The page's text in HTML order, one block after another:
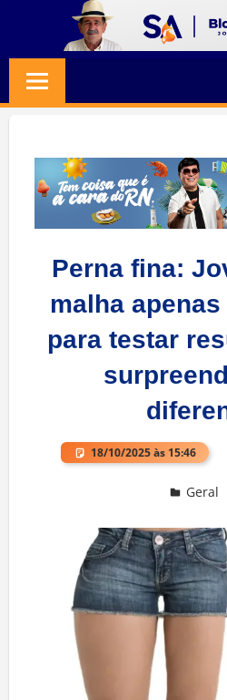
content
Jornalismo
Credibilidade
Perna fina:
malha
para testar
18/10/2025 às 15:46
Geral